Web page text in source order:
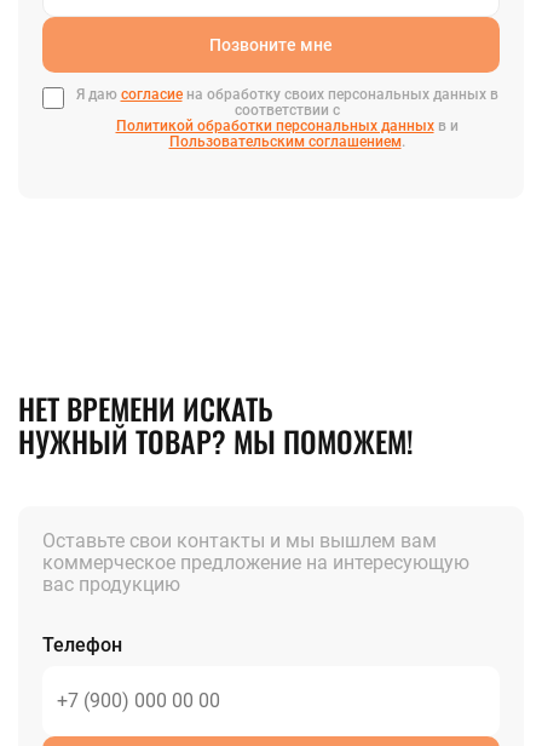
Позвоните мне
Я даю согласиена обработку своих персональных данных в
соответствии с
Политикой обработки персональных данныхв и
Пользовательским соглашением.
НЕТ ВРЕМЕНИ ИСКАТЬ
НУЖНЫЙ ТОВАР? МЫ ПОМОЖЕМ!
Оставьте свои контакты и мы вышлем вам
коммерческое предложение на интересующую
вас продукцию
Телефон